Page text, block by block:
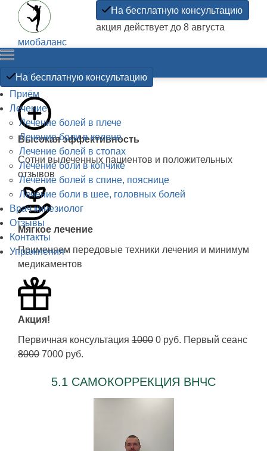
миобаланс
кинезиология
На бесплатную консультацию
акция действует до 8 августа
На бесплатную консультацию
Приём
Лечение
Лечение болей в плече
Лечение боли в колене
Лечение болей в стопах
Лечение боли в копчике
Лечение болей в спине, пояснице
Лечение боли в шее, головных болей
Врач кинезиолог
Отзывы
Контакты
Упражнения
Высокая эффективность
Сотни вылеченных пациентов и положительных
отзывов
Мягкое лечение
Применяем передовые техники лечения и минимум
медикаментов
Акция!
Первичная консультация 1000 0 руб. Первый сеанс
8000 7000 руб.
5.1 САМОКОРРЕКЦИЯ ВНЧС